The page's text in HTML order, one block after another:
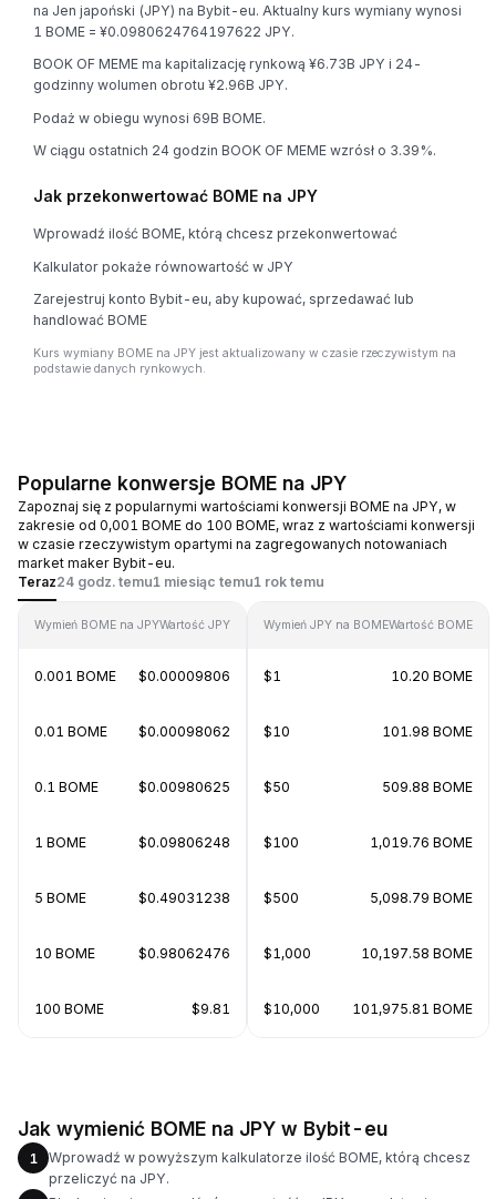
na Jen japoński (JPY) na Bybit-eu. Aktualny kurs wymiany wynosi
1 BOME = ¥0.0980624764197622 JPY.
BOOK OF MEME ma kapitalizację rynkową ¥6.73B JPY i 24-
godzinny wolumen obrotu ¥2.96B JPY.
Podaż w obiegu wynosi 69B BOME.
W ciągu ostatnich 24 godzin BOOK OF MEME wzrósł o 3.39%.
Jak przekonwertować BOME na JPY
Wprowadź ilość BOME, którą chcesz przekonwertować
Kalkulator pokaże równowartość w JPY
Zarejestruj konto Bybit-eu, aby kupować, sprzedawać lub
handlować BOME
Kurs wymiany BOME na JPY jest aktualizowany w czasie rzeczywistym na
podstawie danych rynkowych.
Popularne konwersje BOME na JPY
Zapoznaj się z popularnymi wartościami konwersji BOME na JPY, w
zakresie od 0,001 BOME do 100 BOME, wraz z wartościami konwersji
w czasie rzeczywistym opartymi na zagregowanych notowaniach
market maker Bybit-eu.
Teraz24 godz. temu1 miesiąc temu1 rok temu
Wymień BOME na JPYWartość JPY
0.001 BOME $0.00009806
0.01 BOME $0.00098062
0.1 BOME $0.00980625
1 BOME $0.09806248
5 BOME $0.49031238
10 BOME $0.98062476
100 BOME $9.81
Wymień JPY na BOMEWartość BOME
$1 10.20 BOME
$10 101.98 BOME
$50 509.88 BOME
$100 1,019.76 BOME
$500 5,098.79 BOME
$1,000 10,197.58 BOME
$10,000 101,975.81 BOME
Jak wymienić BOME na JPY w Bybit-eu
1
Wprowadź w powyższym kalkulatorze ilość BOME, którą chcesz
przeliczyć na JPY.